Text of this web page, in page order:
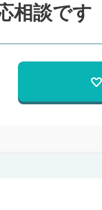
談です